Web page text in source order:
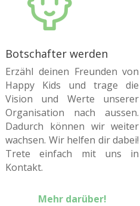
Botschafter werden
Erzähl deinen Freunden von
Happy Kids und trage die
Vision und Werte unserer
Organisation nach aussen.
Dadurch können wir weiter
wachsen. Wir helfen dir dabei!
Trete einfach mit uns in
Kontakt.
Mehr darüber!